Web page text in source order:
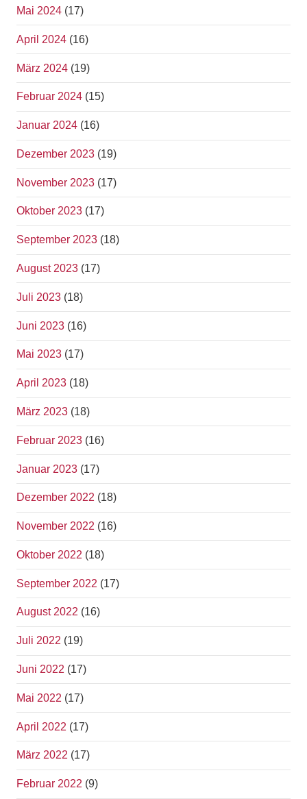
Mai 2024 (17)
April 2024 (16)
März 2024 (19)
Februar 2024 (15)
Januar 2024 (16)
Dezember 2023 (19)
November 2023 (17)
Oktober 2023 (17)
September 2023 (18)
August 2023 (17)
Juli 2023 (18)
Juni 2023 (16)
Mai 2023 (17)
April 2023 (18)
März 2023 (18)
Februar 2023 (16)
Januar 2023 (17)
Dezember 2022 (18)
November 2022 (16)
Oktober 2022 (18)
September 2022 (17)
August 2022 (16)
Juli 2022 (19)
Juni 2022 (17)
Mai 2022 (17)
April 2022 (17)
März 2022 (17)
Februar 2022 (9)